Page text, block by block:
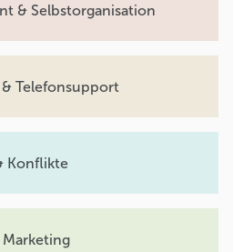
& Selbstorganisation
Telefonsupport
Konflikte
Marketing